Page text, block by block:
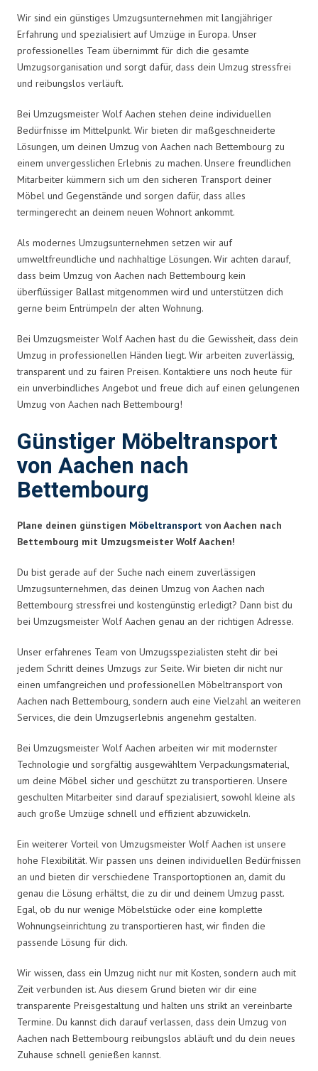
Wir sind ein günstiges Umzugsunternehmen mit langjähriger
Erfahrung und spezialisiert auf Umzüge in Europa. Unser
professionelles Team übernimmt für dich die gesamte
Umzugsorganisation und sorgt dafür, dass dein Umzug stressfrei
und reibungslos verläuft.
Bei Umzugsmeister Wolf Aachen stehen deine individuellen
Bedürfnisse im Mittelpunkt. Wir bieten dir maßgeschneiderte
Lösungen, um deinen Umzug von Aachen nach Bettembourg zu
einem unvergesslichen Erlebnis zu machen. Unsere freundlichen
Mitarbeiter kümmern sich um den sicheren Transport deiner
Möbel und Gegenstände und sorgen dafür, dass alles
termingerecht an deinem neuen Wohnort ankommt.
Als modernes Umzugsunternehmen setzen wir auf
umweltfreundliche und nachhaltige Lösungen. Wir achten darauf,
dass beim Umzug von Aachen nach Bettembourg kein
überflüssiger Ballast mitgenommen wird und unterstützen dich
gerne beim Entrümpeln der alten Wohnung.
Bei Umzugsmeister Wolf Aachen hast du die Gewissheit, dass dein
Umzug in professionellen Händen liegt. Wir arbeiten zuverlässig,
transparent und zu fairen Preisen. Kontaktiere uns noch heute für
ein unverbindliches Angebot und freue dich auf einen gelungenen
Umzug von Aachen nach Bettembourg!
Günstiger Möbeltransport
von Aachen nach
Bettembourg
Plane deinen günstigen Möbeltransport von Aachen nach
Bettembourg mit Umzugsmeister Wolf Aachen!
Du bist gerade auf der Suche nach einem zuverlässigen
Umzugsunternehmen, das deinen Umzug von Aachen nach
Bettembourg stressfrei und kostengünstig erledigt? Dann bist du
bei Umzugsmeister Wolf Aachen genau an der richtigen Adresse.
Unser erfahrenes Team von Umzugsspezialisten steht dir bei
jedem Schritt deines Umzugs zur Seite. Wir bieten dir nicht nur
einen umfangreichen und professionellen Möbeltransport von
Aachen nach Bettembourg, sondern auch eine Vielzahl an weiteren
Services, die dein Umzugserlebnis angenehm gestalten.
Bei Umzugsmeister Wolf Aachen arbeiten wir mit modernster
Technologie und sorgfältig ausgewähltem Verpackungsmaterial,
um deine Möbel sicher und geschützt zu transportieren. Unsere
geschulten Mitarbeiter sind darauf spezialisiert, sowohl kleine als
auch große Umzüge schnell und effizient abzuwickeln.
Ein weiterer Vorteil von Umzugsmeister Wolf Aachen ist unsere
hohe Flexibilität. Wir passen uns deinen individuellen Bedürfnissen
an und bieten dir verschiedene Transportoptionen an, damit du
genau die Lösung erhältst, die zu dir und deinem Umzug passt.
Egal, ob du nur wenige Möbelstücke oder eine komplette
Wohnungseinrichtung zu transportieren hast, wir finden die
passende Lösung für dich.
Wir wissen, dass ein Umzug nicht nur mit Kosten, sondern auch mit
Zeit verbunden ist. Aus diesem Grund bieten wir dir eine
transparente Preisgestaltung und halten uns strikt an vereinbarte
Termine. Du kannst dich darauf verlassen, dass dein Umzug von
Aachen nach Bettembourg reibungslos abläuft und du dein neues
Zuhause schnell genießen kannst.